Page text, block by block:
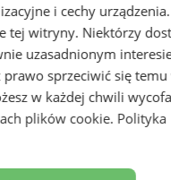
i cechy
tej witryny. Niektórzy
uzasadnionym
prawo sprzeciwić się temu
w każdej chwili
plików cookie. Polityka